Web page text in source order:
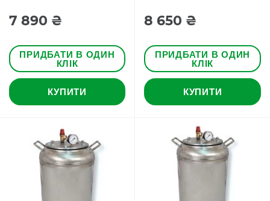
7 890 ₴
ПРИДБАТИ В ОДИН
КЛІК
КУПИТИ
8 650 ₴
ПРИДБАТИ В ОДИН
КЛІК
КУПИТИ